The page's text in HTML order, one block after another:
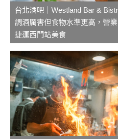
台北酒吧｜Westland Bar &
調酒厲害但食物水準更高，營
捷運西門站美食